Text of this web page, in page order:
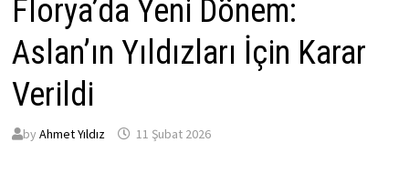
Florya’da Yeni Dönem:
Aslan’ın Yıldızları İçin Karar
Verildi
by Ahmet Yıldız 11 Şubat 2026